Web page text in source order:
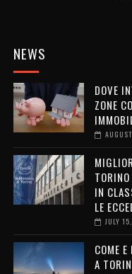
NEWS
DOVE
ZONE
IN
LE
JULY
COME
A